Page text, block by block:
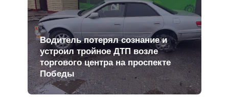
Водитель потерял сознание и
устроил тройное ДТП возле
торгового центра на проспекте
Победы